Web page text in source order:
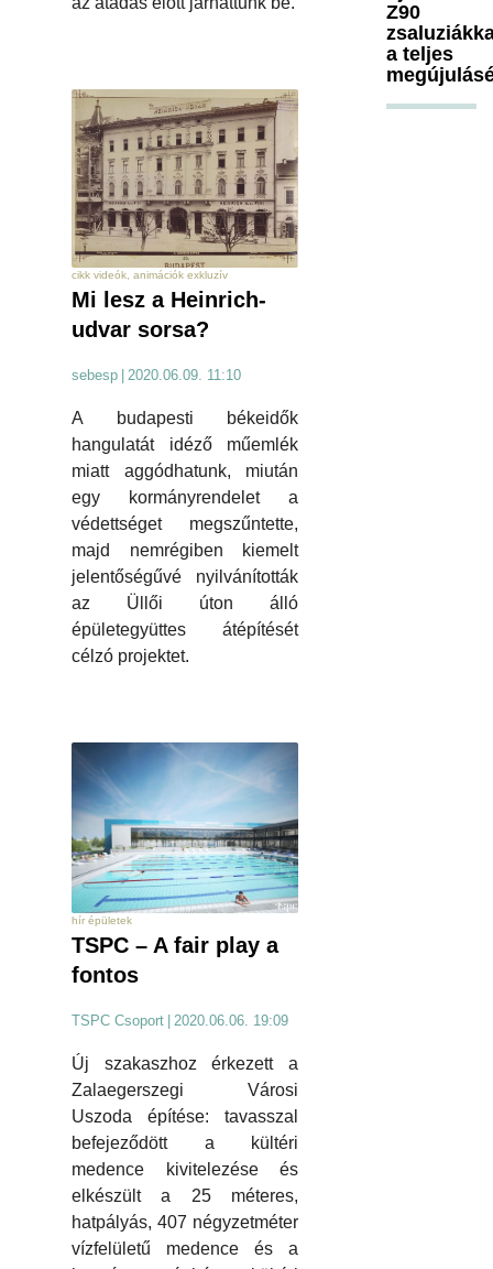
cikk videók, animációk exkluzív
Mi lesz a Heinrich-
udvar sorsa?
sebesp 2020.06.09. 11:10
A budapesti békeidők
hangulatát idéző műemlék
miatt aggódhatunk, miután
egy kormányrendelet a
védettséget megszűntette,
majd nemrégiben kiemelt
jelentőségűvé nyilvánították
az Üllői úton álló
épületegyüttes átépítését
célzó projektet.
hír épületek
TSPC – A fair play a
fontos
TSPC Csoport 2020.06.06. 19:09
Új szakaszhoz érkezett a
Zalaegerszegi Városi
Uszoda építése: tavasszal
befejeződött a kültéri
medence kivitelezése és
elkészült a 25 méteres,
hatpályás, 407 négyzetméter
vízfelületű medence és a
Z90
a teljes